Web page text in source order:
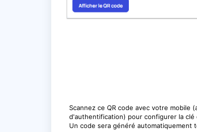
Scannez ce QR code avec votre mobile
d'authentification) pour configurer la
Un code sera généré automatiquement